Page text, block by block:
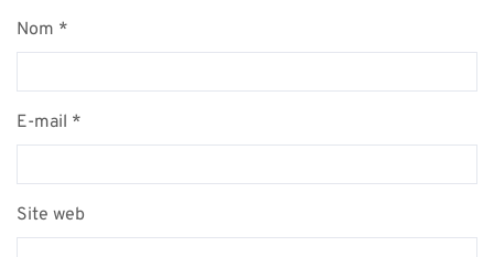
Nom *
E-mail *
Site web